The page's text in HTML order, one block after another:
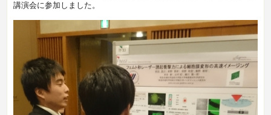
講演会に参加しました。